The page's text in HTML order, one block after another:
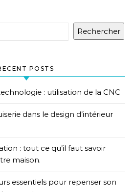
Rechercher
POSTS
: utilisation de la CNC
dans le design d’intérieur
: tout ce qu’il faut savoir
maison.
essentiels pour repenser son